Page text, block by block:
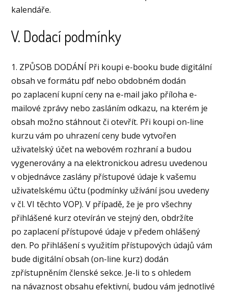
kalendáře.
V. Dodací podmínky
1. ZPŮSOB DODÁNÍ Při koupi e-booku bude digitální
obsah ve formátu pdf nebo obdobném dodán
po zaplacení kupní ceny na e-mail jako příloha e-
mailové zprávy nebo zasláním odkazu, na kterém je
obsah možno stáhnout či otevřít. Při koupi on-line
kurzu vám po uhrazení ceny bude vytvořen
uživatelský účet na webovém rozhraní a budou
vygenerovány a na elektronickou adresu uvedenou
v objednávce zaslány přístupové údaje k vašemu
uživatelskému účtu (podmínky užívání jsou uvedeny
v čl. VI těchto VOP). V případě, že je pro všechny
přihlášené kurz otevírán ve stejný den, obdržíte
po zaplacení přístupové údaje v předem ohlášený
den. Po přihlášení s využitím přístupových údajů vám
bude digitální obsah (on-line kurz) dodán
zpřístupněním členské sekce. Je-li to s ohledem
na návaznost obsahu efektivní, budou vám jednotlivé